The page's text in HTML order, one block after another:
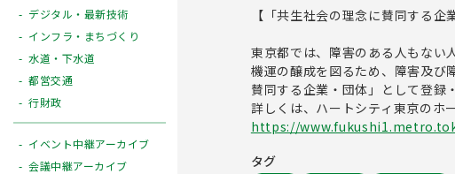
デジタル・最新技術
インフラ・まちづくり
水道・下水道
都営交通
行財政
イベント中継アーカイブ
会議中継アーカイブ
【「共生社会の理念に賛同する企
東京都では、障害のある人もない
機運の醸成を図るため、障害及び
賛同する企業・団体」として登録
詳しくは、ハートシティ東京のホ
https://
タグ